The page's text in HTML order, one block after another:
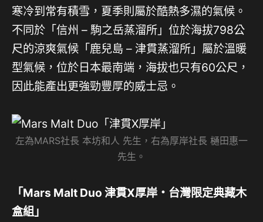
寒冷到常有積雪，夏季則屬於酷熱多濕的氣候。
不同於「信州 – 駒之岳蒸溜所」位於海拔798公
尺的涼爽氣候「鹿兒島 – 津貫蒸溜所」屬於溫暖
型氣候，位於日本最南端，海拔也只有60公尺，
因此能產出更強勁豐厚的威士忌。
左為MARS社長 本坊和人 先生，右為厚岸社長 樋田惠一
先生。
「Mars Malt Duo 津貫X厚岸・台灣限定典藏木
盒組」